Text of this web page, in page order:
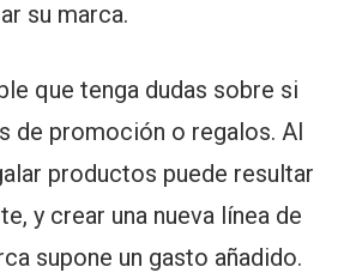
su marca.
que tenga dudas sobre si
de promoción o regalos. Al
productos puede resultar
y crear una nueva línea de
supone un gasto añadido.